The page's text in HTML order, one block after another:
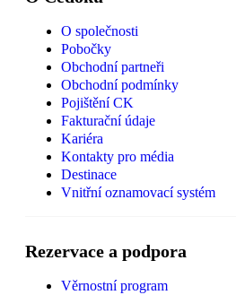
O společnosti
Pobočky
Obchodní partneři
Obchodní podmínky
Pojištění CK
Fakturační údaje
Kariéra
Kontakty pro média
Destinace
Vnitřní oznamovací systém
Rezervace a podpora
Věrnostní program